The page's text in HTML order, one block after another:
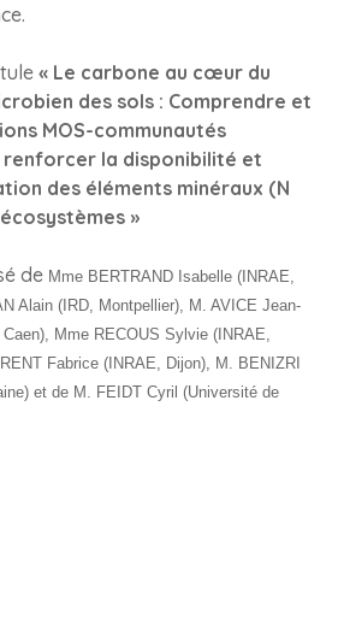
« Le carbone au cœur du
des sols : Comprendre et
MOS-communautés
renforcer la disponibilité et
des éléments minéraux (N
»
de Mme BERTRAND Isabelle (INRAE,
Alain (IRD, Montpellier),
M. AVICE Jean-
Mme RECOUS Sylvie (INRAE,
Fabrice (INRAE, Dijon),
M. BENIZRI
et de M. FEIDT Cyril (Université de